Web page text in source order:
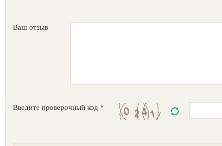
Ваш отзыв
Введите проверочный код *